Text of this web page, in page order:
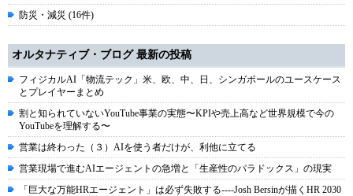
防災・減災 (16件)
オルタナティブ・ブログ 最新の投稿
フィジカルAI「物流テック」米、欧、中、日、シンガポールのユースケース
とプレイヤーまとめ
割と知られていないYouTube事業の実態〜KPIや売上高など世界規模で今の
YouTubeを理解する〜
営業は終わった（３）AIを使う者だけが、利他に立てる
営業現場で進むAIエージェントの急増と「生産性のパラドックス」の現実
「巨大な万能HRエージェント」は必ず失敗する----Josh Bersinが描くHR 2030